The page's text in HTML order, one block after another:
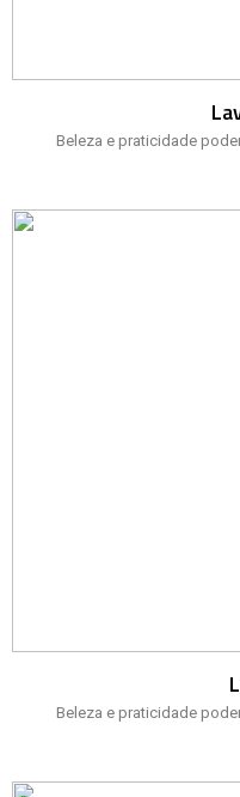
Beleza e praticidade
Beleza e praticidade